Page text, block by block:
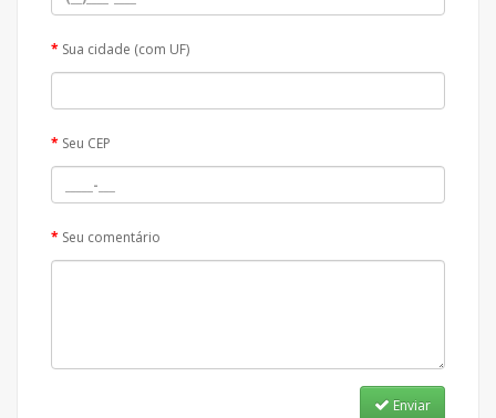
Sua cidade (com UF)
Seu CEP
Seu comentário
Enviar